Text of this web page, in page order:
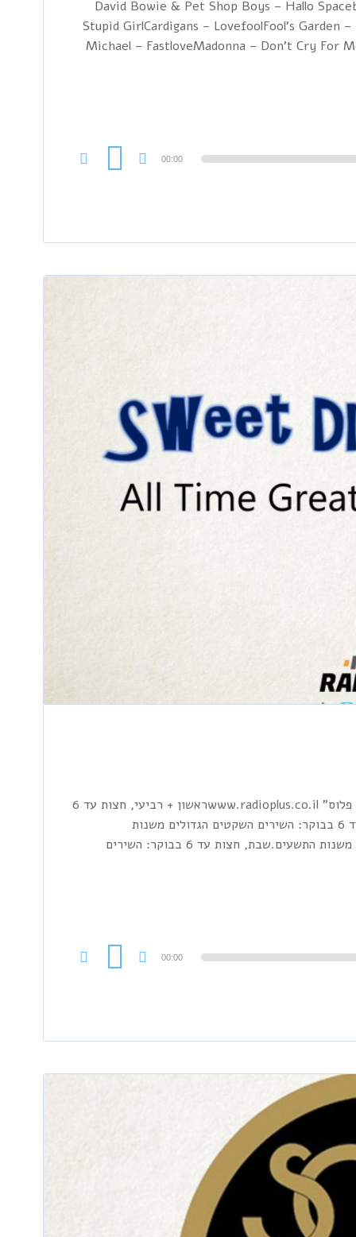
1 David Bowie & Pet Shop Boys – Hallo
Stupid GirlCardigans – LovefoolFool's Garden
Michael – FastloveMadonna – Don't Cry For
00:00
SWEET DREAMS היא רצועה לילית בתחנת הרדיו האינטרנטית "רדיו פלוס" www.radioplus.co.ilראשון + רביעי, חצות עד 6
בבוקר: השירים השקטים הגדולים משנות השבעים.שני+חמישי, חצות עד 6 בבוקר: השירים השקטים הגדולים משנות
השמונים.שלישי + שישי, חצות עד 6 בבוקר: השירים השקטים הגדולים משנות התשעים.שבת, חצות עד 6 בבוקר: השירים
00:00